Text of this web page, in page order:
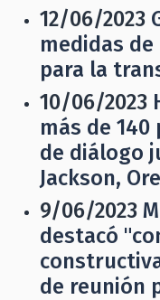
12/06/2023
medidas
para la
10/06/2023
más de
de diálogo
Jackson,
9/06/2023
destacó
de reunión